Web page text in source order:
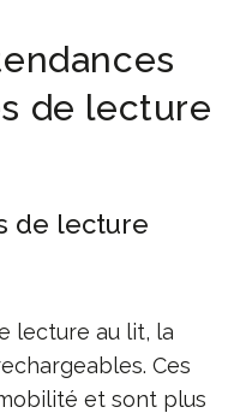
de lecture
de lecture
lecture au lit, la
Ces
et sont plus